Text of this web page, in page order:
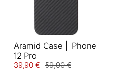
Aramid Case | iPhone
12 Pro
39,90 € 59,90 €